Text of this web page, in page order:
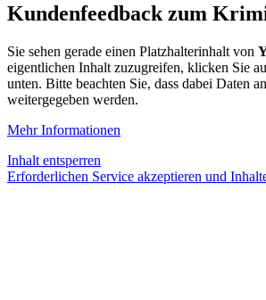
Kundenfeedback zum
Sie sehen gerade einen Platzhalterinhalt von
eigentlichen Inhalt zuzugreifen, klicken Sie
unten. Bitte beachten Sie, dass dabei Daten
weitergegeben werden.
Mehr Informationen
Inhalt entsperren
Erforderlichen Service akzeptieren und